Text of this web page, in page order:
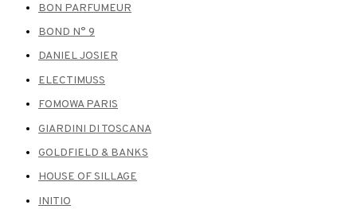
BON PARFUMEUR
BOND N° 9
DANIEL JOSIER
ELECTIMUSS
FOMOWA PARIS
GIARDINI DI TOSCANA
GOLDFIELD & BANKS
HOUSE OF SILLAGE
INITIO